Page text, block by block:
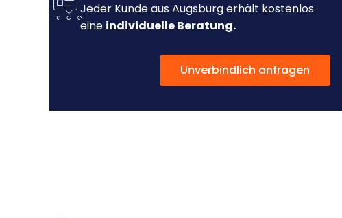
Jeder Kunde aus Augsburg erhält kostenlos
eine individuelle Beratung.
Unverbindlich anfragen